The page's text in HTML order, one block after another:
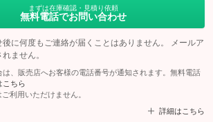
まずは在庫確認・見積り依頼
無料電話でお問い合わせ
に何度もご連絡が届くことはありません。 メールア
ません。
、販売店へお客様の電話番号が通知されます。無料電話
こちら
利用いただけません。
詳細はこちら